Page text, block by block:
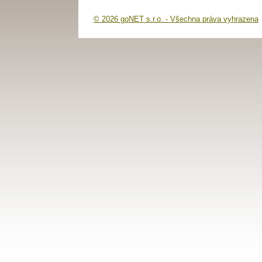
© 2026 goNET s.r.o. - Všechna práva vyhrazena